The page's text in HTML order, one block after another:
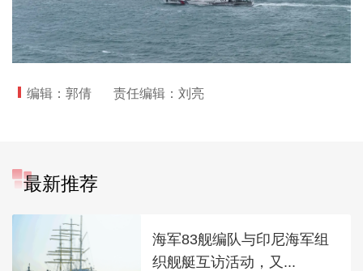
编辑：郭倩 责任编辑：刘亮
最新推荐
海军83舰编队与印尼海军组
织舰艇互访活动，又...